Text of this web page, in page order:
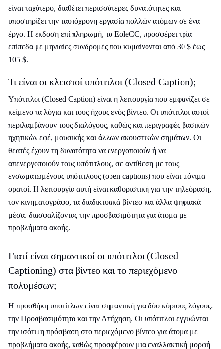
είναι ταχύτερο, διαθέτει περισσότερες δυνατότητες και
υποστηρίζει την ταυτόχρονη εργασία πολλών ατόμων σε ένα
έργο. Η έκδοση επί πληρωμή, το EoleCC, προσφέρει τρία
επίπεδα με μηνιαίες συνδρομές που κυμαίνονται από 30 $ έως
105 $.
Τι είναι οι κλειστοί υπότιτλοι (Closed Caption);
Υπότιτλοι (Closed Caption) είναι η λειτουργία που εμφανίζει σε
κείμενο τα λόγια και τους ήχους ενός βίντεο. Οι υπότιτλοι αυτοί
περιλαμβάνουν τους διαλόγους, καθώς και περιγραφές βασικών
ηχητικών εφέ, μουσικής και άλλων ακουστικών σημάτων. Οι
θεατές έχουν τη δυνατότητα να ενεργοποιούν ή να
απενεργοποιούν τους υπότιτλους, σε αντίθεση με τους
ενσωματωμένους υπότιτλους (open captions) που είναι μόνιμα
ορατοί. Η λειτουργία αυτή είναι καθοριστική για την τηλεόραση,
τον κινηματογράφο, τα διαδικτυακά βίντεο και άλλα ψηφιακά
μέσα, διασφαλίζοντας την προσβασιμότητα για άτομα με
προβλήματα ακοής.
Γιατί είναι σημαντικοί οι υπότιτλοι (Closed
Captioning) στα βίντεο και το περιεχόμενο
πολυμέσων;
Η προσθήκη υποτίτλων είναι σημαντική για δύο κύριους λόγους:
την Προσβασιμότητα και την Απήχηση. Οι υπότιτλοι εγγυώνται
την ισότιμη πρόσβαση στο περιεχόμενο βίντεο για άτομα με
προβλήματα ακοής, καθώς προσφέρουν μια εναλλακτική μορφή